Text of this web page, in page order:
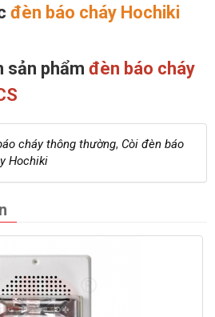
đèn báo cháy Hochiki
sản phẩm đèn báo cháy
cháy thông thường, Còi đèn báo
Hochiki